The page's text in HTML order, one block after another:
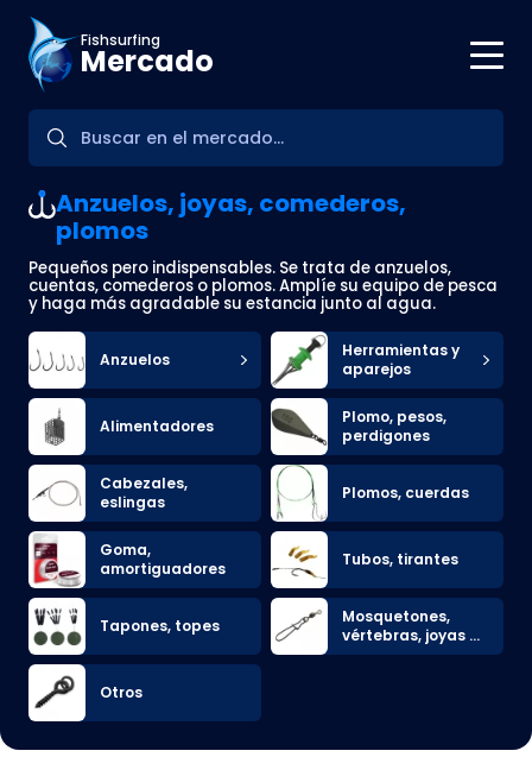
Fishsurfing
Mercado
Anzuelos, joyas, comederos,
plomos
Pequeños pero indispensables. Se trata de anzuelos,
cuentas, comederos o plomos. Amplíe su equipo de pesca
y haga más agradable su estancia junto al agua.
Anzuelos
Herramientas y
aparejos
Alimentadores
Plomo, pesos,
perdigones
Cabezales,
eslingas
Plomos, cuerdas
Goma,
amortiguadores
Tubos, tirantes
Tapones, topes
Mosquetones,
vértebras, joyas de
conexión
Otros